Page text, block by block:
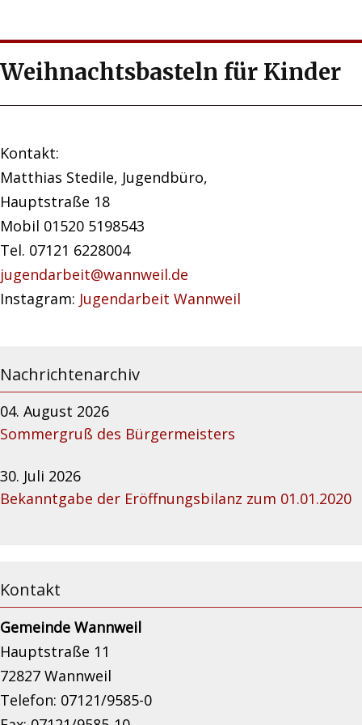
Weihnachtsbasteln für Kinder
Kontakt:
Matthias Stedile, Jugendbüro,
Hauptstraße 18
Mobil 01520 5198543
Tel. 07121 6228004
jugendarbeit@wannweil.de
Instagram: Jugendarbeit Wannweil
Nachrichtenarchiv
04. August 2026
Sommergruß des Bürgermeisters
30. Juli 2026
Bekanntgabe der Eröffnungsbilanz zum 01.01.2020
Kontakt
Gemeinde Wannweil
Hauptstraße 11
72827 Wannweil
Telefon: 07121/9585-0